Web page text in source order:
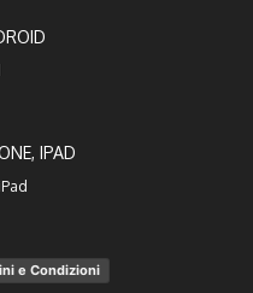
IPAD
e Condizioni